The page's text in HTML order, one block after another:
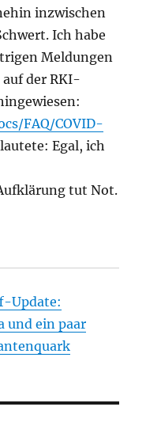
inzwischen
Ich habe
Meldungen
der RKI-
FAQ/COVID-
Egal, ich
tut Not.
Update:
und ein paar